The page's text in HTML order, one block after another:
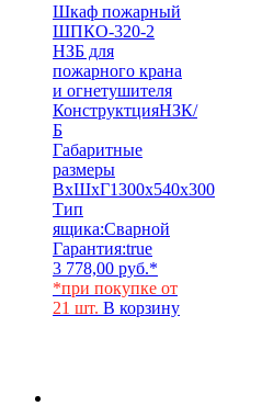
Шкаф пожарный
ШПКО-320-2
НЗБ для
пожарного крана
и огнетушителя
КонструктцияНЗК/
Б
Габаритные
размеры
ВхШхГ1300х540х300
Тип
ящика:Сварной
Гарантия:true
3 778,00 руб.*
*при покупке от
21 шт. В корзину